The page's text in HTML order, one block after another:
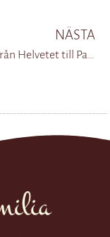
NÄSTA
Min resa från Helvetet till Paradiset